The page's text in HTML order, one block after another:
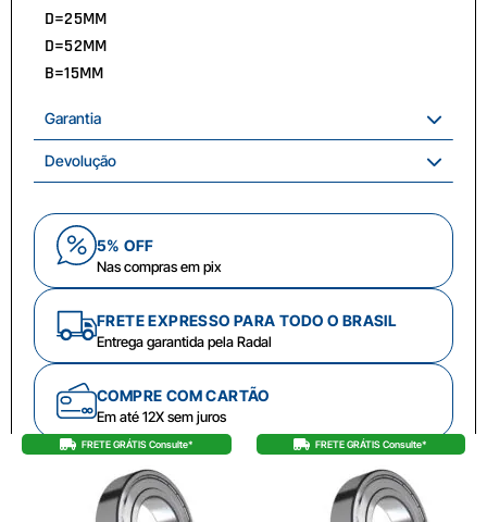
D=25MM
D=52MM
B=15MM
Garantia
Devolução
5% OFF
Nas compras em pix
FRETE EXPRESSO PARA TODO O BRASIL
Entrega garantida pela Radal
COMPRE COM CARTÃO
Em até 12X sem juros
FRETE GRÁTIS Consulte* FRETE GRÁTIS Consulte*